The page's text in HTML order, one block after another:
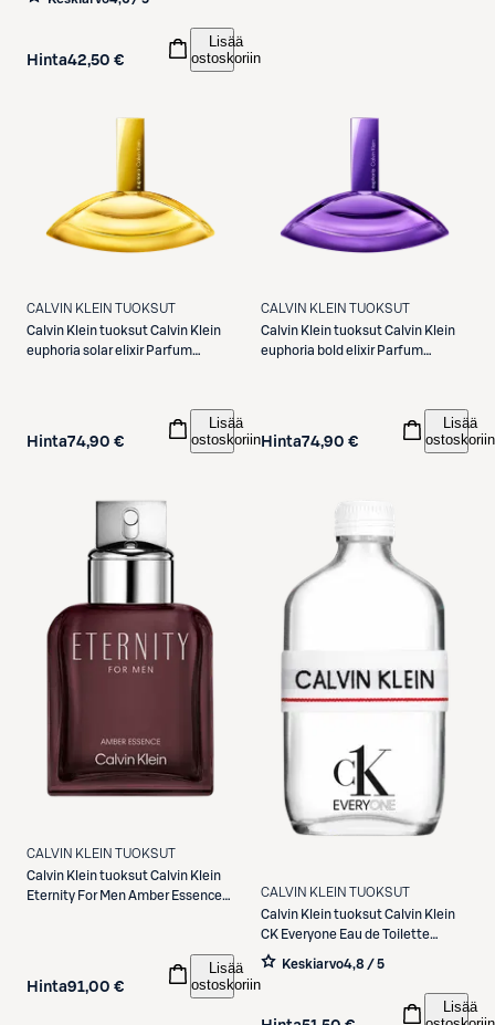
Hinta42,50 €
Lisää
ostoskoriin
CALVIN KLEIN TUOKSUT
Calvin Klein tuoksutCalvin Klein
euphoria solar elixir Parfum
Hinta74,90 €
Lisää
ostoskoriin
CALVIN KLEIN TUOKSUT
Calvin Klein tuoksutCalvin Klein
euphoria bold elixir Parfum
Hinta74,90 €
Lisää
ostoskoriin
CALVIN KLEIN TUOKSUT
Calvin Klein tuoksutCalvin Klein
Eternity For Men Amber Essence
Hinta91,00 €
Lisää
ostoskoriin
CALVIN KLEIN TUOKSUT
Calvin Klein tuoksutCalvin Klein
CK Everyone Eau de Toilette
tuoksu 50 ml
Keskiarvo4,8 / 5
Lisää